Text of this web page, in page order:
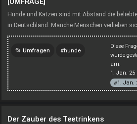
Hunde und Katzen sind mit Abstand die
in Deutschland. Manche Menschen verlieben
schnurrenden Vierbeiner, andere mögen lieber
Diese
wurde
am:
1. Jan. 25
1. Jan.
Umfragen hunde
Der Zauber des Teetrinkens